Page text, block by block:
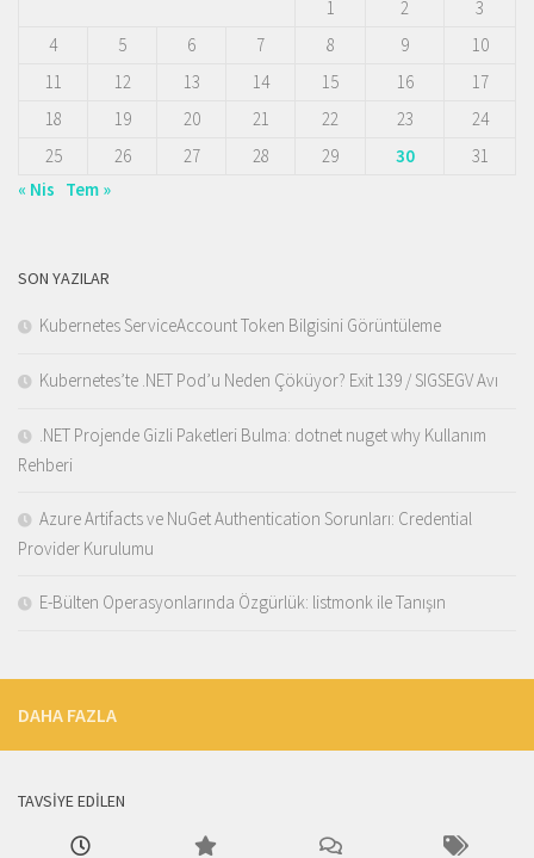
1
2
3
4
5 6 7 8 9
10
11
12 13 14 15 16
17
18
19 20 21 22 23
24
25
26 27 28 29 30
31
« Nis Tem »
SON YAZILAR
Kubernetes ServiceAccount Token Bilgisini Görüntüleme
Kubernetes’te .NET Pod’u Neden Çöküyor? Exit 139 / SIGSEGV Avı
.NET Projende Gizli Paketleri Bulma: dotnet nuget why Kullanım
Rehberi
Azure Artifacts ve NuGet Authentication Sorunları: Credential
Provider Kurulumu
E-Bülten Operasyonlarında Özgürlük: listmonk ile Tanışın
DAHA FAZLA
TAVSİYE EDİLEN